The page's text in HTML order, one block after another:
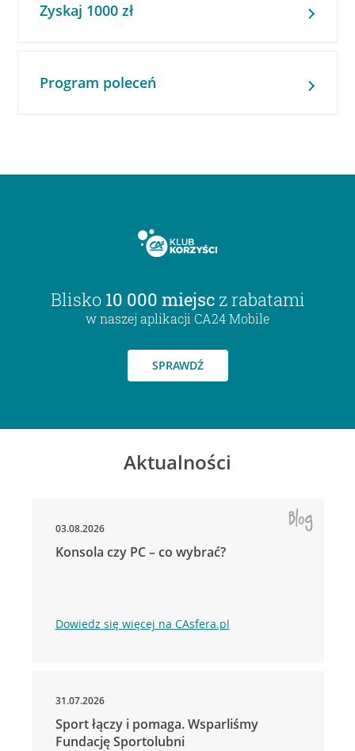
Zyskaj 1000 zł
Program poleceń
Blisko 10 000 miejsc z rabatami
w naszej aplikacji CA24 Mobile
SPRAWDŹ
Aktualności
03.08.2026
Konsola czy PC – co wybrać?
Dowiedz się więcej na CAsfera.pl
31.07.2026
Sport łączy i pomaga. Wsparliśmy
Fundację Sportolubni